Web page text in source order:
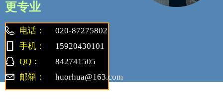
更专业
电话：
020-87275802
手机：
15920430101
QQ：
842741505
邮箱：
huorhua@163.com